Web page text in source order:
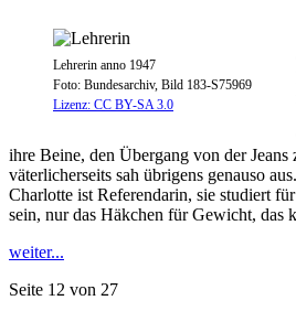
Lehrerin anno 1947
Foto: Bundesarchiv, Bild 183-S75969
Lizenz: CC BY-SA 3.0
ihre Beine, den Übergang von der
väterlicherseits sah übrigens genauso aus.
Charlotte ist Referendarin, sie studiert
sein, nur das Häkchen für Gewicht, das
weiter...
Seite 12 von 27